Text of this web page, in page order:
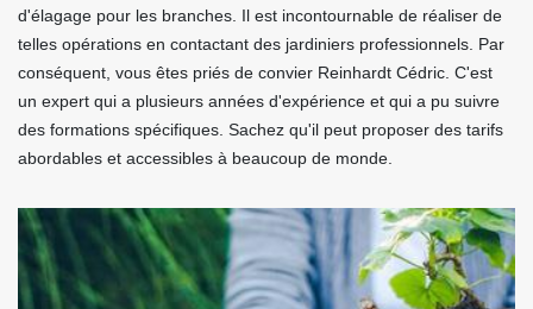
d'élagage pour les branches. Il est incontournable de réaliser de
telles opérations en contactant des jardiniers professionnels. Par
conséquent, vous êtes priés de convier Reinhardt Cédric. C'est
un expert qui a plusieurs années d'expérience et qui a pu suivre
des formations spécifiques. Sachez qu'il peut proposer des tarifs
abordables et accessibles à beaucoup de monde.